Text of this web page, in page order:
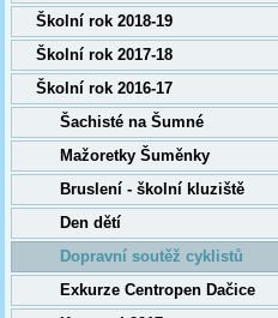
Školní rok 2018-19
Školní rok 2017-18
Školní rok 2016-17
Šachisté na Šumné
Mažoretky Šuměnky
Bruslení - školní kluziště
Den dětí
Dopravní soutěž cyklistů
Exkurze Centropen Dačice